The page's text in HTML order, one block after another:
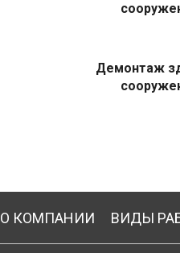
Демонтаж
О КОМПАНИИ ВИДЫ